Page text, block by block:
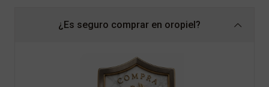
¿Es seguro comprar en oropiel?